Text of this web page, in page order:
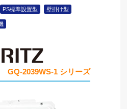
PS標準設置型 壁掛け型
GQ-2039WS-1 シリーズ